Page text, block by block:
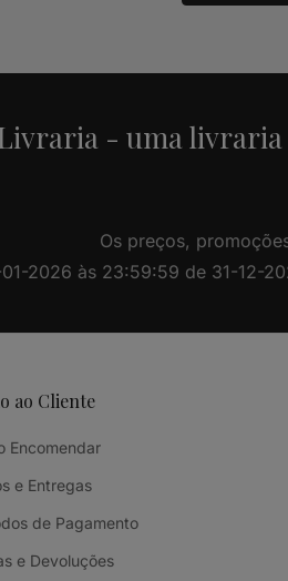
- uma
Os preços,
2026 às 23:59:59 de 31-12-
ao Cliente
Encomendar
e Entregas
de Pagamento
e Devoluções